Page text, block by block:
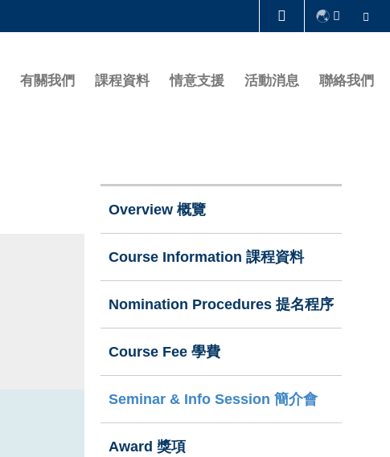
有關我們 課程資料 情意支援 活動消息 聯絡我們
Overview 概覽
Course Information 課程資料
Nomination Procedures 提名程序
Course Fee 學費
Seminar & Info Session 簡介會
Award 獎項